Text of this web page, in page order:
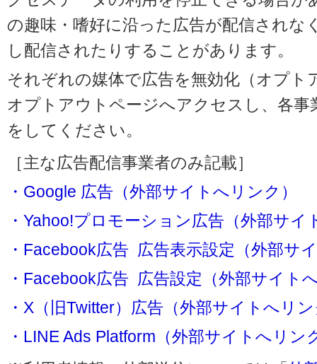
の趣味・嗜好に沿った広告が配信されな
し配信されたりすることがあります。
それぞれの媒体で広告を無効化（オプト
オプトアウトページへアクセスし、各
をしてください。
［主な広告配信事業者のみ記載］
・Google 広告（外部サイトへリンク）
・Yahoo!プロモーション広告（外部サイ
・Facebook広告 広告表示設定（外部サ
・Facebook広告 広告設定（外部サイト
・X（旧Twitter）広告（外部サイトへリ
・LINE Ads Platform（外部サイトへリン